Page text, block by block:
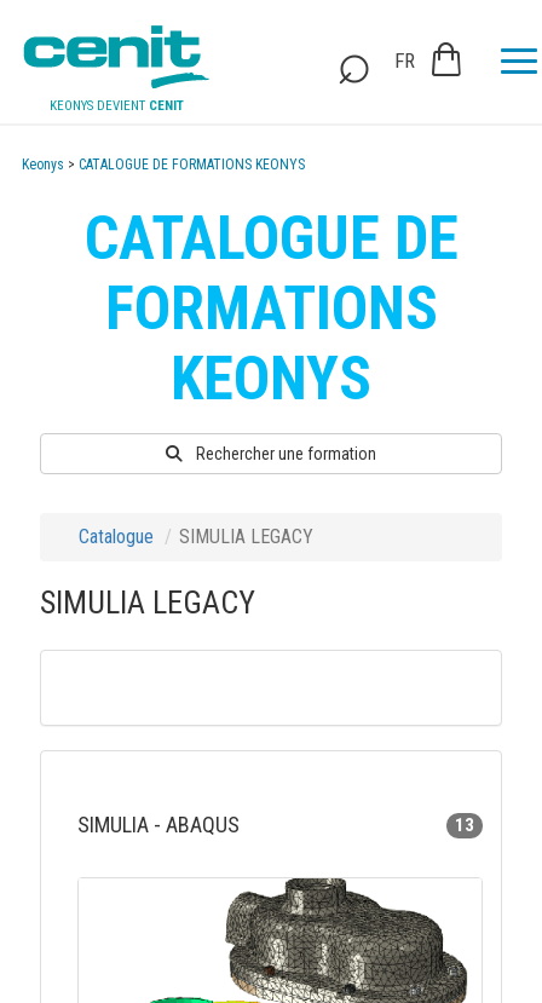
KEONYS DEVIENT CENIT
FR
Keonys > CATALOGUE DE FORMATIONS KEONYS
CATALOGUE DE
FORMATIONS
KEONYS
Rechercher une formation
Catalogue SIMULIA LEGACY
SIMULIA LEGACY
SIMULIA - ABAQUS 13